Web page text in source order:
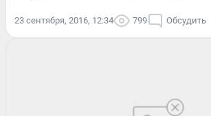
23 сентября, 2016, 12:34 799 Обсудить